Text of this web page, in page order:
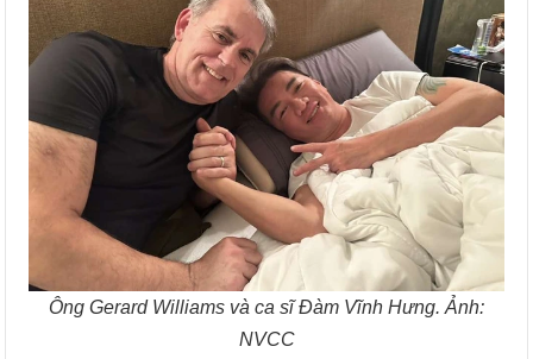
Ông Gerard Williams và ca sĩ Đàm Vĩnh Hưng. Ảnh:
NVCC